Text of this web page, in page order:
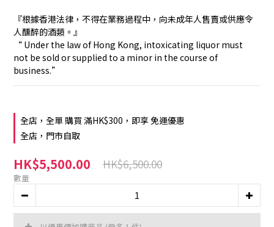
『根據香港法律，不得在業務過程中，向未成年人售賣或供應令
人醺醉的酒類。』
“ Under the law of Hong Kong, intoxicating liquor must
not be sold or supplied to a minor in the course of
business.”
全店，全單 購買 滿HK$300，即享 免運優惠
全店，門市自取
HK$5,500.00 HK$6,500.00
數量